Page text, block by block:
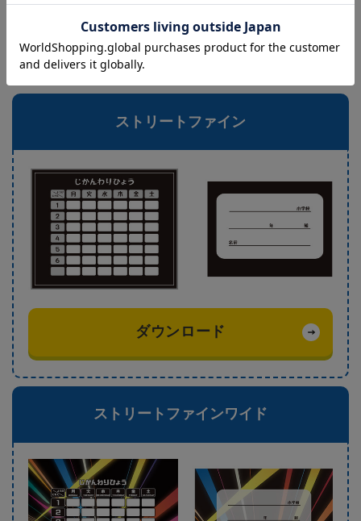
男の子に人気のデザイン
ストリートファイン
ダウンロード
ストリートファインワイド